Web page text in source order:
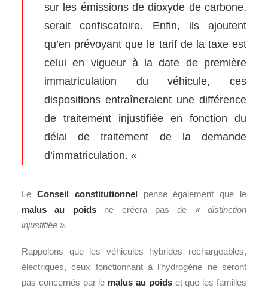
sur les émissions de dioxyde de carbone,
serait confiscatoire. Enfin, ils ajoutent
qu’en prévoyant que le tarif de la taxe est
celui en vigueur à la date de première
immatriculation du véhicule, ces
dispositions entraîneraient une différence
de traitement injustifiée en fonction du
délai de traitement de la demande
d’immatriculation. «
Le Conseil constitutionnel pense également que le
malus au poidsne créera pas de « distinction
injustifiée ».
Rappelons que les véhicules hybrides rechargeables,
électriques, ceux fonctionnant à l’hydrogène ne seront
pas concernés par le malus au poidset que les familles